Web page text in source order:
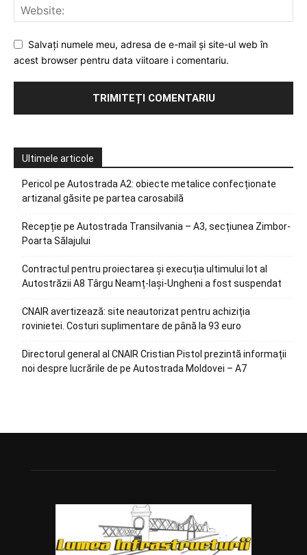
Salvați numele meu, adresa de e-mail și site-ul web în
acest browser pentru data viitoare i comentariu.
Ultimele articole
Pericol pe Autostrada A2: obiecte metalice confecționate
artizanal găsite pe partea carosabilă
Recepție pe Autostrada Transilvania – A3, secțiunea Zimbor-
Poarta Sălajului
Contractul pentru proiectarea și execuția ultimului lot al
Autostrăzii A8 Târgu Neamț-Iași-Ungheni a fost suspendat
CNAIR avertizează: site neautorizat pentru achiziția
rovinietei. Costuri suplimentare de până la 93 euro
Directorul general al CNAIR Cristian Pistol prezintă informații
noi despre lucrările de pe Autostrada Moldovei – A7